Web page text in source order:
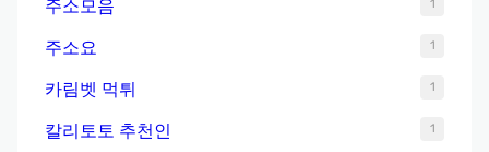
주소모음 1
주소요 1
카림벳 먹튀 1
칼리토토 추천인 1